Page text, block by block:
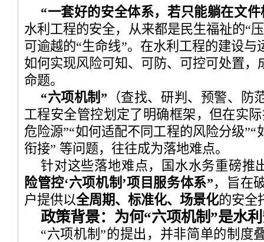
“一套好的安全体系，若只能躺在文
水利工程的安全，从来都是民生福祉的“
可逾越的“生命线”。在水利工程的建设
如何实现风险可知、可防、可控可处置，
命题。
“六项机制” （查找、研判、预警、防
工程安全管控划定了明确框架，但在实
危险源”“如何适配不同工程的风险分级
衔接” 等问题，往往成为落地难点。
针对这些落地难点，国水水务重磅推
险管控‘六项机制’项目服务体系”，旨在
户提供以全周期、标准化、场景化的安全
政策背景：为何“六项机制”是水
“六项机制”的提出，并非简单的制度